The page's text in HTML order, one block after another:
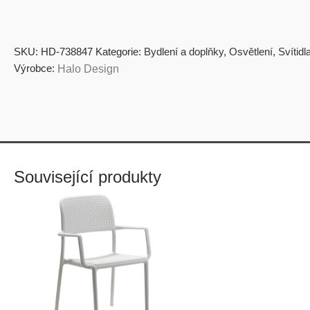
SKU: HD-738847 Kategorie: Bydlení a doplňky, Osvětlení,
Výrobce: Halo Design
Související produkty